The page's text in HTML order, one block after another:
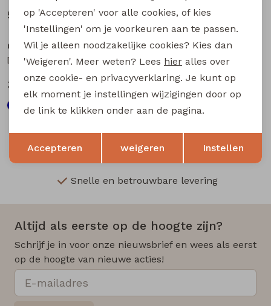
59,99
59,99
CARS jeans & casuals
Douglas lengte 36 heren lange broek l.stone denim
39,99
CARS jeans & casuals
39,99
Snelle en betrouwbare levering
Altijd als eerste op de hoogte zijn?
Schrijf je in voor onze nieuwsbrief en wees als eerst
op de hoogte van nieuwe acties!
Terug Opslaan
op 'Accepteren' voor alle cookies, of kies
'Instellingen' om je voorkeuren aan te passen.
Wil je alleen noodzakelijke cookies? Kies dan
'Weigeren'. Meer weten? Lees hier alles over
onze cookie- en privacyverklaring. Je kunt op
elk moment je instellingen wijzigingen door op
de link te klikken onder aan de pagina.
Accepteren weigeren Instellen